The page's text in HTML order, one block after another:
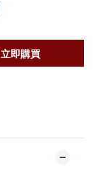
立即購買